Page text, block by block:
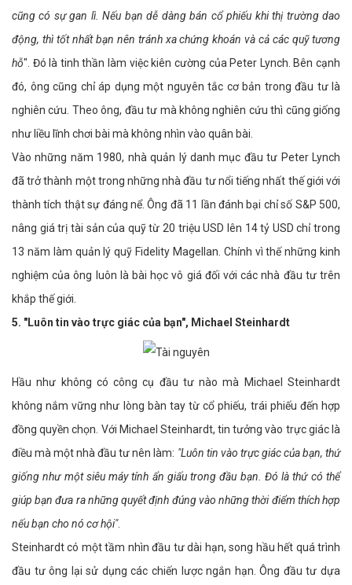
cũng có sự gan lì. Nếu bạn dễ dàng bán cổ phiếu khi thị trường dao
động, thì tốt nhất bạn nên tránh xa chứng khoán và cả các quỹ tương
hỗ". Đó là tinh thần làm việc kiên cường của Peter Lynch. Bên cạnh
đó, ông cũng chỉ áp dụng một nguyên tắc cơ bản trong đầu tư là
nghiên cứu. Theo ông, đầu tư mà không nghiên cứu thì cũng giống
như liều lĩnh chơi bài mà không nhìn vào quân bài.
Vào những năm 1980, nhà quản lý danh mục đầu tư Peter Lynch
đã trở thành một trong những nhà đầu tư nổi tiếng nhất thế giới với
thành tích thật sự đáng nể. Ông đã 11 lần đánh bại chỉ số S&P 500,
nâng giá trị tài sản của quỹ từ 20 triệu USD lên 14 tỷ USD chỉ trong
13 năm làm quản lý quỹ Fidelity Magellan. Chính vì thế những kinh
nghiệm của ông luôn là bài học vô giá đối với các nhà đầu tư trên
khắp thế giới.
5. "Luôn tin vào trực giác của bạn​", Michael Steinhardt
Hầu như không có công cụ đầu tư nào mà Michael Steinhardt
không nắm vững như lòng bàn tay từ cổ phiếu, trái phiếu đến hợp
đồng quyền chọn. Với Michael Steinhardt, tin tưởng vào trực giác là
điều mà một nhà đầu tư nên làm: "Luôn tin vào trực giác của bạn, thứ
giống như một siêu máy tính ẩn giấu trong đầu bạn. Đó là thứ có thể
giúp bạn đưa ra những quyết định đúng vào những thời điểm thích hợp
nếu bạn cho nó cơ hội".
Steinhardt có một tầm nhìn đầu tư dài hạn, song hầu hết quá trình
đầu tư ông lại sử dụng các chiến lược ngắn hạn. Ông đầu tư dựa